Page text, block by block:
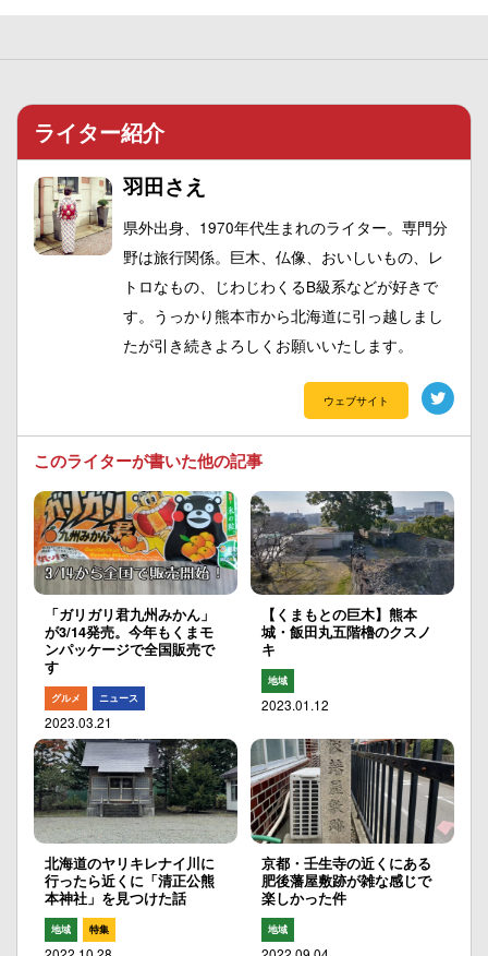
ライター紹介
羽田さえ
県外出身、1970年代生まれのライター。専門分
野は旅行関係。巨木、仏像、おいしいもの、レ
トロなもの、じわじわくるB級系などが好きで
す。うっかり熊本市から北海道に引っ越しまし
たが引き続きよろしくお願いいたします。
ウェブサイト
このライターが書いた他の記事
「ガリガリ君九州みかん」
が3/14発売。今年もくまモ
ンパッケージで全国販売で
す
グルメ ニュース
2023.03.21
【くまもとの巨木】熊本
城・飯田丸五階櫓のクスノ
キ
地域
2023.01.12
北海道のヤリキレナイ川に
行ったら近くに「清正公熊
本神社」を見つけた話
地域 特集
京都・壬生寺の近くにある
肥後藩屋敷跡が雑な感じで
楽しかった件
地域